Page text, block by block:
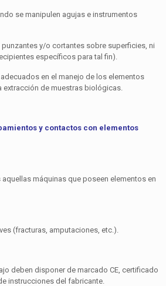
se manipulen agujas e instru­mentos
y/o cortantes sobre su­perficies, ni
específicos para tal fin).
en el manejo de los elementos
extracción de mues­tras biológicas.
y contactos con elementos
máquinas que poseen elementos en
(fracturas, amputaciones, etc.).
deben disponer de marcado CE, certificado
instrucciones del fabricante.